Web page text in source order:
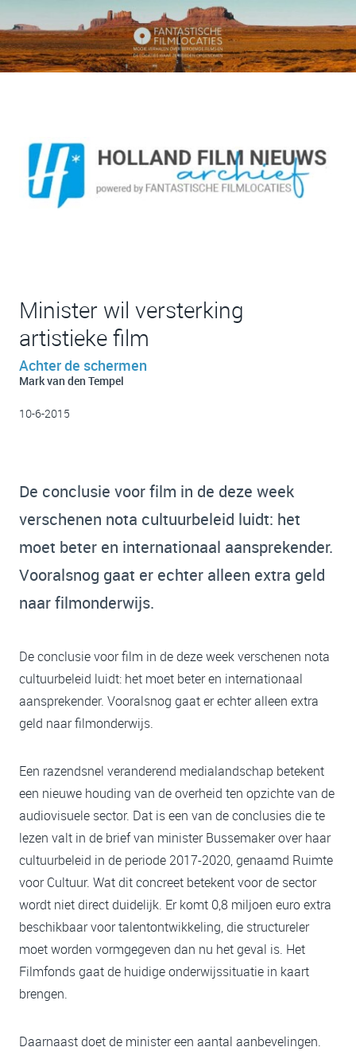
Minister wil versterking
artistieke film
Achter de schermen
Mark van den Tempel
10-6-2015
De conclusie voor film in de deze week
verschenen nota cultuurbeleid luidt: het
moet beter en internationaal aansprekender.
Vooralsnog gaat er echter alleen extra geld
naar filmonderwijs.
De conclusie voor film in de deze week verschenen nota
cultuurbeleid luidt: het moet beter en internationaal
aansprekender. Vooralsnog gaat er echter alleen extra
geld naar filmonderwijs.
Een razendsnel veranderend medialandschap betekent
een nieuwe houding van de overheid ten opzichte van de
audiovisuele sector. Dat is een van de conclusies die te
lezen valt in de brief van minister Bussemaker over haar
cultuurbeleid in de periode 2017-2020, genaamd Ruimte
voor Cultuur. Wat dit concreet betekent voor de sector
wordt niet direct duidelijk. Er komt 0,8 miljoen euro extra
beschikbaar voor talentontwikkeling, die structureler
moet worden vormgegeven dan nu het geval is. Het
Filmfonds gaat de huidige onderwijssituatie in kaart
brengen.
Daarnaast doet de minister een aantal aanbevelingen.